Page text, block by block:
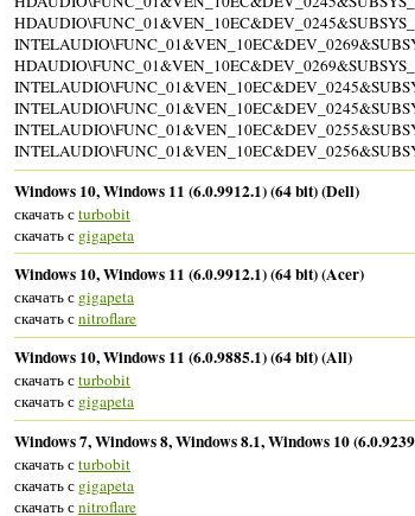
Windows 10, Windows 11 (6.0.9912.1) (64 bit) (Dell)
скачать сturbobit
скачать с gigapeta
Windows 10, Windows 11 (6.0.9912.1) (64 bit) (Acer)
скачать с gigapeta
скачать сnitroflare
Windows 10, Windows 11 (6.0.9885.1) (64 bit) (All)
скачать сturbobit
скачать с gigapeta
Windows 7, Windows 8, Windows 8.1, Windows 10
скачать сturbobit
скачать с gigapeta
скачать сnitroflare